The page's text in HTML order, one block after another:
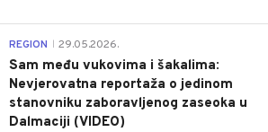
REGION 29.05.2026.
Sam među vukovima i šakalima:
Nevjerovatna reportaža o jedinom
stanovniku zaboravljenog zaseoka u
Dalmaciji (VIDEO)